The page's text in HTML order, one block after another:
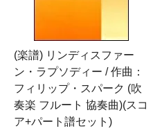
(楽譜) リンディスファー
ン・ラプソディー / 作曲：
フィリップ・スパーク (吹
奏楽 フルート 協奏曲)(スコ
ア+パート譜セット)